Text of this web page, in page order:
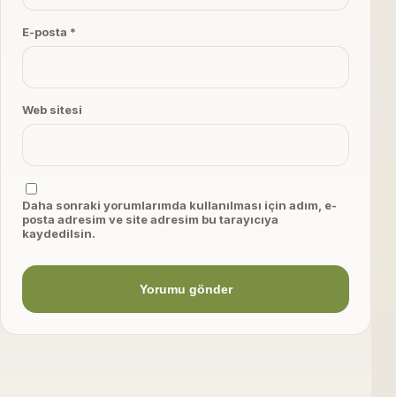
E-posta *
Web sitesi
Daha sonraki yorumlarımda kullanılması için adım, e-
posta adresim ve site adresim bu tarayıcıya
kaydedilsin.